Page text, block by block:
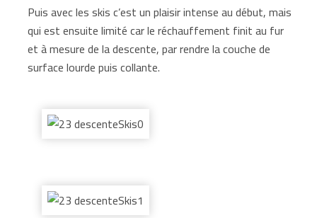
Puis avec les skis c’est un plaisir intense au début, mais
qui est ensuite limité car le réchauffement finit au fur
et à mesure de la descente, par rendre la couche de
surface lourde puis collante.